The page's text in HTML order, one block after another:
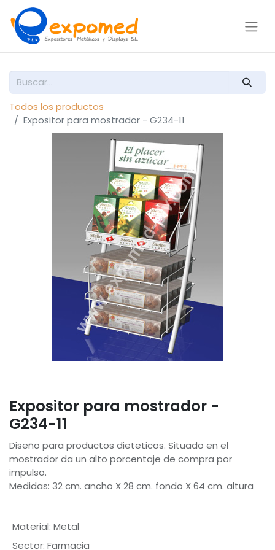
Todos los productos
Expositor para mostrador - G234-11
Expositor para mostrador -
G234-11
Diseño para productos dieteticos. Situado en el
mostrador da un alto porcentaje de compra por
impulso.
Medidas: 32 cm. ancho X 28 cm. fondo X 64 cm. altura
Material: Metal
Sector: Farmacia